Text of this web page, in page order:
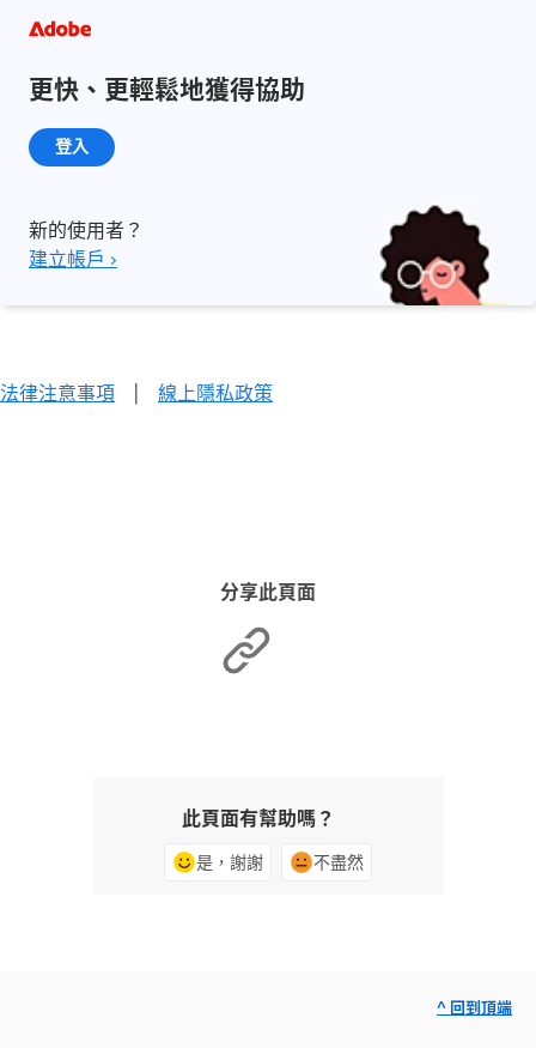
更快、更輕鬆地獲得協助
登入
新的使用者？
建立帳戶 ›
法律注意事項 | 線上隱私政策
分享此頁面
此頁面有幫助嗎？
是，謝謝 不盡然
^ 回到頂端